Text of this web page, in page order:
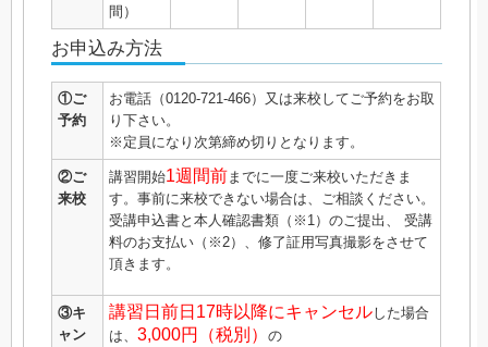
間）
お申込み方法
①ご
予約
お電話（0120-721-466）又は来校してご予約をお取
り下さい。
※定員になり次第締め切りとなります。
②ご
来校
講習開始1週間前までに一度ご来校いただきま
す。事前に来校できない場合は、ご相談ください。
受講申込書と本人確認書類（※1）のご提出、 受講
料のお支払い（※2）、修了証用写真撮影をさせて
頂きます。
③キ
ャン
講習日前日17時以降にキャンセルした場合
は、 3,000円（税別） の